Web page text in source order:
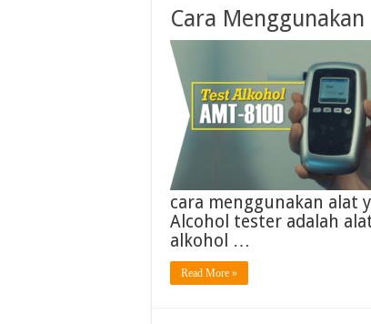
Cara
cara menggunakan alat
Alcohol tester adalah
alkohol …
Read More »